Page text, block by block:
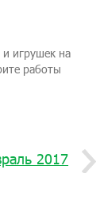
и игрушек на
работы
2017